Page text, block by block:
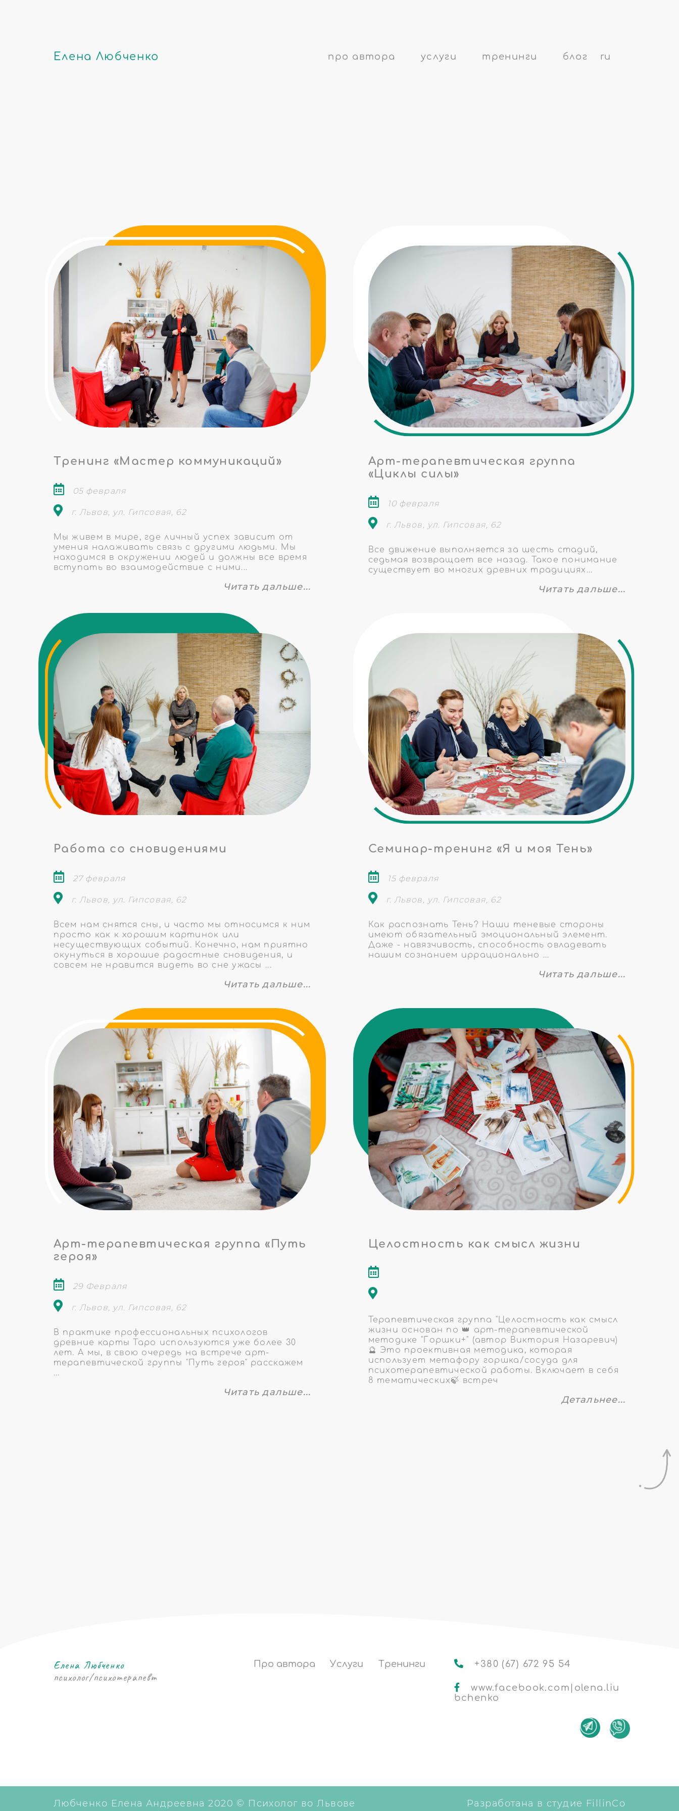
Елена Любченко про автора услуги тренинги блог ru
Тренинг «Мастер коммуникаций»
05 февраля
г. Львов, ул. Гипсовая, 62
Мы живем в мире, где личный успех зависит от
умения налаживать связь с другими людьми. Мы
находимся в окружении людей и должны все время
вступать во взаимодействие с ними...
Читать дальше...
Арт-терапевтическая группа
«Циклы силы»
10 февраля
г. Львов, ул. Гипсовая, 62
Все движение выполняется за шесть стадий,
седьмая возвращает все назад. Такое понимание
существует во многих древних традициях...
Читать дальше...
Работа со сновидениями
27 февраля
г. Львов, ул. Гипсовая, 62
Всем нам снятся сны, и часто мы относимся к ним
просто как к хорошим картинок или
несуществующих событий. Конечно, нам приятно
окунуться в хорошие радостные сновидения, и
совсем не нравится видеть во сне ужасы ...
Читать дальше...
Семинар-тренинг «Я и моя Тень»
15 февраля
г. Львов, ул. Гипсовая, 62
Как распознать Тень? Наши теневые стороны
имеют обязательный эмоциональный элемент.
Даже - навязчивость, способность овладевать
нашим сознанием иррационально ...
Читать дальше...
Арт-терапевтическая группа «Путь
героя»
29 Февраля
г. Львов, ул. Гипсовая, 62
В практике профессиональных психологов
древние карты Таро используются уже более 30
лет. А мы, в свою очередь на встрече арт-
терапевтической группы "Путь героя" расскажем
...
Читать дальше...
Целостность как смысл жизни
Терапевтическая группа "Целостность как смысл
жизни основан по 👑 арт-терапевтической
методике "Горшки+" (автор Виктория Назаревич)
🔮 Это проективная методика, которая
использует метафору горшка/сосуда для
психотерапевтической работы. Включает в себя
8 тематических🍃 встреч
Детальнее...
Елена Любченко
психолог/психотерапевт
Про автора Услуги Тренинги +380 (67) 672 95 54
www.facebook.com|olena.liu
bchenko
Любченко Елена Андреевна 2020 © Психолог во Львове Разработана в студие FillinCo